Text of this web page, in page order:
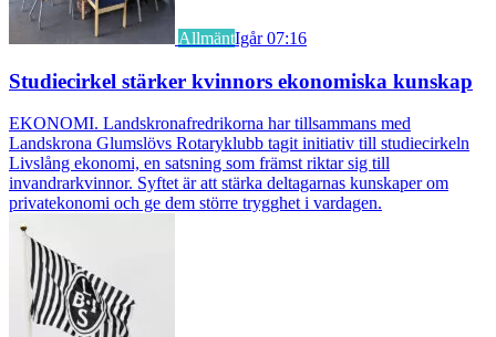
AllmäntIgår 07:16
Studiecirkel stärker kvinnors ekonomiska kunskap
EKONOMI. Landskronafredrikorna har tillsammans med
Landskrona Glumslövs Rotaryklubb tagit initiativ till studiecirkeln
Livslång ekonomi, en satsning som främst riktar sig till
invandrarkvinnor. Syftet är att stärka deltagarnas kunskaper om
privatekonomi och ge dem större trygghet i vardagen.